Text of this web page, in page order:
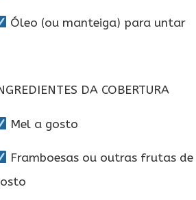
Óleo (ou manteiga) para untar
DA COBERTURA
Mel a gosto
Framboesas ou outras frutas